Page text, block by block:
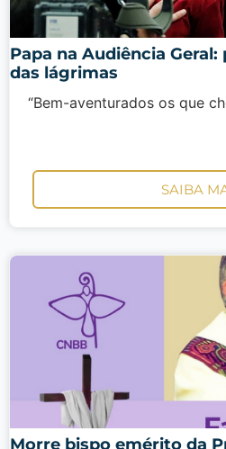
Papa na Audiência
das lágrimas
“Bem-aventurados os que
SAIBA
Morre bispo emérito da